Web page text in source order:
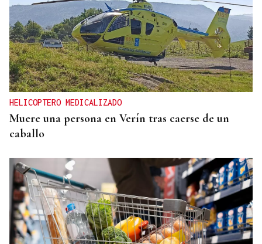
HELICOPTERO MEDICALIZADO
Muere una persona en Verín tras caerse de un
caballo